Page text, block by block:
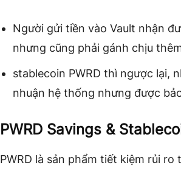
Người gửi tiền vào Vault nhận
nhưng cũng phải gánh chịu
stablecoin PWRD thì ngược lại,
nhuận hệ thống nhưng được
PWRD Savings &
PWRD là sản phẩm tiết kiệm rủi